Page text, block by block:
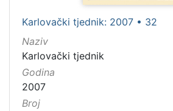
Karlovački tjednik: 2007 • 32
Naziv
Karlovački tjednik
Godina
2007
Broj